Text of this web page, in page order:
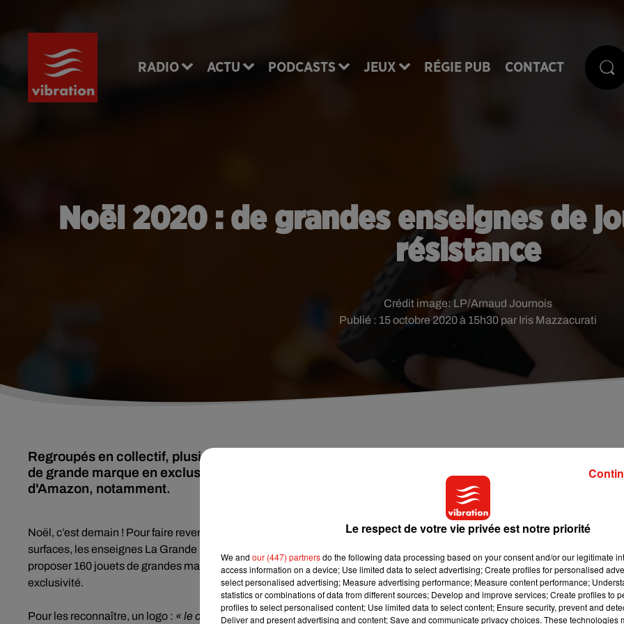
RADIO ACTU PODCASTS JEUX RÉGIE PUB CONTACT
Noël 2020 : de grandes enseignes de
résistance
Publié : 15 octobre 2020 à 15h30 par Iris Mazzacurati
Crédit image: LP/Arnaud Journois
Regroupés en collectif, plusieurs enseignes spécialisées dans le jouet vont proposer 160 produits
de grande marque en exclusivité pour combattre la concurrence des grandes surfaces et
d'Amazon, notamment.
Noël, c’est demain ! Pour faire revenir dans leurs magasins, les clients tentés par les sites tels qu’Amazon ou les grandes
surfaces, les enseignes La Grande Récré, Joué Club, King Jouet, PicWicToys, Jouets Sajou ou encore MaxiToys vont
proposer 160 jouets de grandes marques, de Lego, à Hasbro, VTech ou Barbie, en passant par Bandai ou Playmobil… en
exclusivité.
Pour les reconnaître, un logo : « le coup de cœur des spécialistes du jouet ».
Le respect de votre vie privée est notre priorité
We and our (447) partnersdo the following data processing based on your consent and/or our legitimate
access information on a device; Use limited data to select advertising; Create profiles for personalised
select personalised advertising; Measure advertising performance; Measure content performance;
statistics or combinations of data from different sources; Develop and improve services; Create profiles to
profiles to select personalised content; Use limited data to select content; Ensure security, prevent and
Deliver and present advertising and content; Save and communicate privacy choices. These technologies